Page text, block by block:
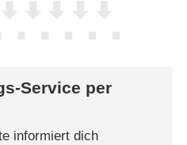
Service per
informiert dich